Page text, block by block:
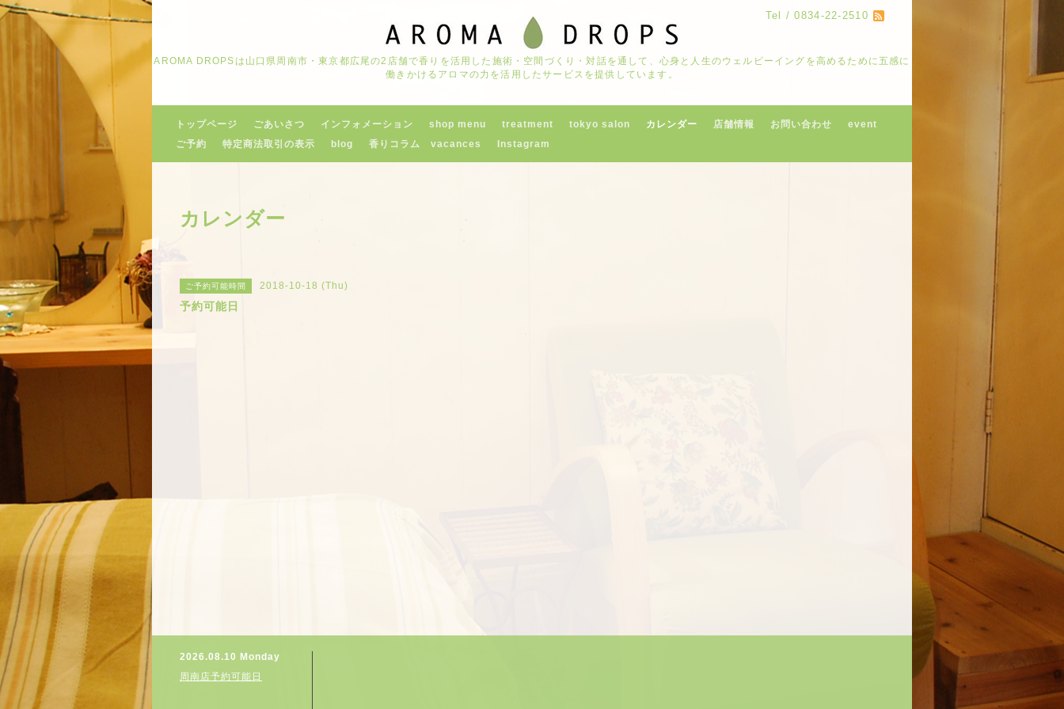
Tel / 0834-22-2510
AROMA DROPSは山口県周南市・東京都広尾の2店舗で香りを活用した施術・空間づくり・対話を通して、心身と人生のウェルビーイングを高めるために五感に
働きかけるアロマの力を活用したサービスを提供しています。
トップページ ごあいさつ インフォメーション shop menu treatment tokyo salon カレンダー 店舗情報 お問い合わせ
event
ご予約
特定商法取引の表示 blog 香りコラム vacances Instagram
カレンダー
ご予約可能時間 2018-10-18 (Thu)
予約可能日
2026.08.10 Monday
周南店予約可能日